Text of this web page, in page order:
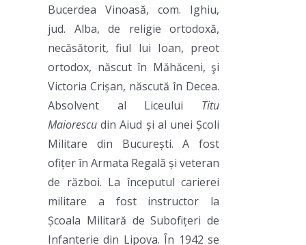
Bucerdea Vinoasă, com. Ighiu,
jud. Alba, de religie ortodoxă,
necăsătorit, fiul lui Ioan, preot
ortodox, născut în Măhăceni, şi
Victoria Crișan, născută în Decea.
Absolvent al Liceului Titu
Maiorescu din Aiud și al unei Școli
Militare din București. A fost
ofițer în Armata Regală și veteran
de război. La începutul carierei
militare a fost instructor la
Școala Militară de Subofițeri de
Infanterie din Lipova. În 1942 se